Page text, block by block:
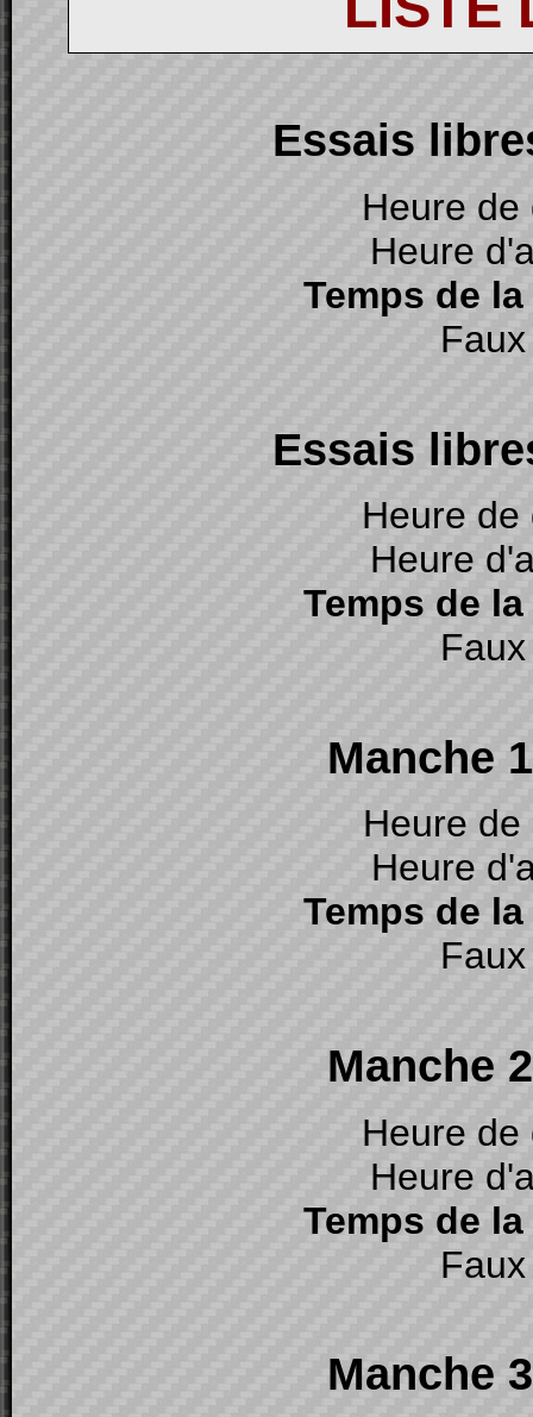
Essais
Heure
Heure
Temps de
Essais
Heure
Heure
Temps de
Manche
Heure
Heure
Temps de
Manche
Heure
Heure
Temps de
Manche